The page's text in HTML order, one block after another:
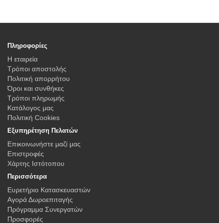
Πληροφορίες
Η εταιρεία
Τρόποι αποστολής
Πολιτική απορρήτου
Όροι και συνθήκες
Τρόποι πληρωμής
Κατάλογος μας
Πολιτική Cookies
Εξυπηρέτηση Πελατών
Επικοινωνήστε μαζί μας
Επιστροφές
Χάρτης Ιστότοπου
Περισσότερα
Ευρετήριο Κατασκευαστών
Αγορά Δωροεπιταγής
Πρόγραμμα Συνεργατών
Προσφορές